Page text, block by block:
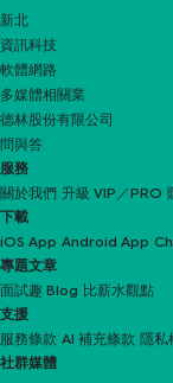
新北
資訊科技
軟體網路
多媒體相關業
德林股份有限公司
問與答
服務
關於我們 升級 VIP／PRO
下載
iOS App Android App
專題文章
面試趣 Blog 比薪水觀點
支援
服務條款 AI 補充條款 隱私
社群媒體